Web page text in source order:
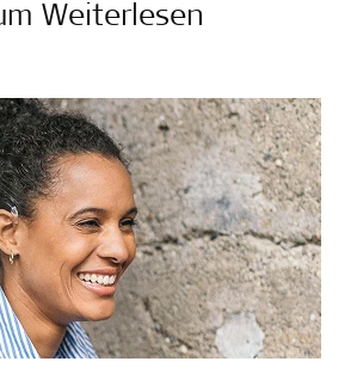
Weiterlesen